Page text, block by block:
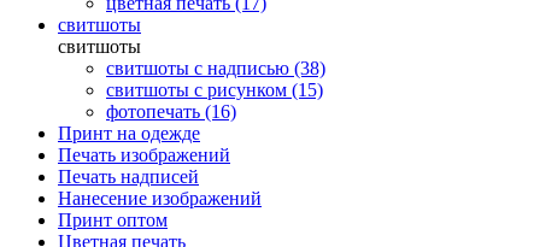
свитшоты
свитшоты
свитшоты с надписью (38)
свитшоты с рисунком (15)
фотопечать (16)
Принт на одежде
Печать изображений
Печать надписей
Нанесение изображений
Принт оптом
Цветная печать